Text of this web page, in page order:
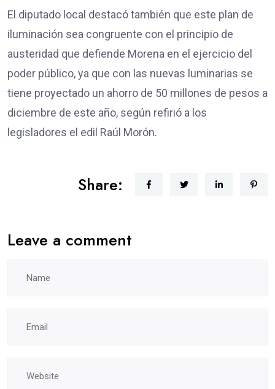
El diputado local destacó también que este plan de
iluminación sea congruente con el principio de
austeridad que defiende Morena en el ejercicio del
poder público, ya que con las nuevas luminarias se
tiene proyectado un ahorro de 50 millones de pesos a
diciembre de este año, según refirió a los
legisladores el edil Raúl Morón.
Share:
Leave a comment